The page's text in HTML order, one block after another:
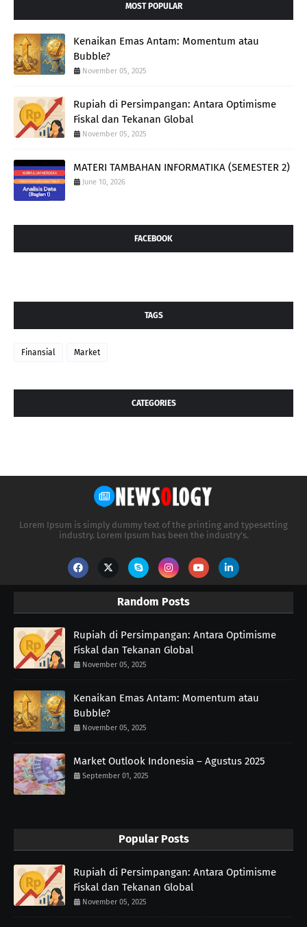
MOST POPULAR
Kenaikan Emas Antam: Momentum atau
Bubble?
November 05, 2025
Rupiah di Persimpangan: Antara Optimisme
Fiskal dan Tekanan Global
November 05, 2025
MATERI TAMBAHAN INFORMATIKA (SEMESTER 2)
June 10, 2026
FACEBOOK
TAGS
Finansial Market
CATEGORIES
Lorem Ipsum is simply dummy text of the printing and typesetting
industry. Lorem Ipsum has been the industry's.
Random Posts
Rupiah di Persimpangan: Antara Optimisme
Fiskal dan Tekanan Global
November 05, 2025
Kenaikan Emas Antam: Momentum atau
Bubble?
November 05, 2025
Market Outlook Indonesia – Agustus 2025
September 01, 2025
Popular Posts
Rupiah di Persimpangan: Antara Optimisme
Fiskal dan Tekanan Global
November 05, 2025